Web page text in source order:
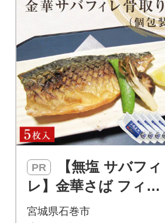
PR
レ】金華さば フィレ
骨なし 5枚入 冷凍 個
宮城県石巻市